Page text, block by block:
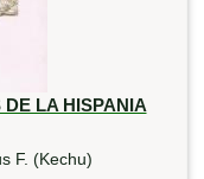
LA HISPANIA
F. (Kechu)